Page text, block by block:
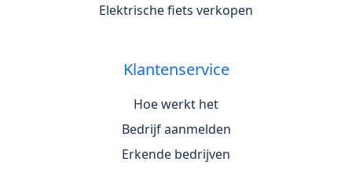
Elektrische fiets verkopen
Klantenservice
Hoe werkt het
Bedrijf aanmelden
Erkende bedrijven